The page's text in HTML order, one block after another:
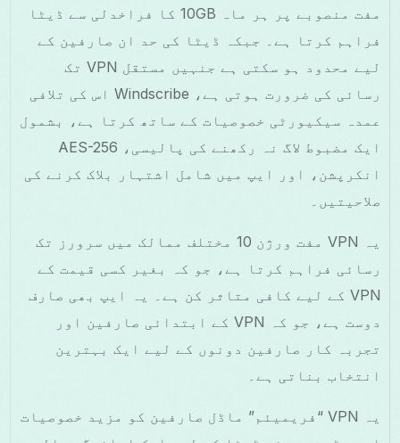
مفت منصوبے پر ہر ماہ 10GB کا فراخدلی سے ڈیٹا
فراہم کرتا ہے۔ جبکہ ڈیٹا کی حد ان صارفین کے
لیے محدود ہو سکتی ہے جنہیں مستقل VPN تک
رسائی کی ضرورت ہوتی ہے، Windscribe اس کی تلافی
عمدہ سیکیورٹی خصوصیات کے ساتھ کرتا ہے، بشمول
ایک مضبوط لاگ نہ رکھنے کی پالیسی، AES-256
انکرپشن، اور ایپ میں شامل اشتہار بلاک کرنے کی
صلاحیتیں۔
یہ VPN مفت ورژن 10 مختلف ممالک میں سرورز تک
رسائی فراہم کرتا ہے، جو کہ بغیر کسی قیمت کے
VPN کے لیے کافی متاثر کن ہے۔ یہ ایپ بھی صارف
دوست ہے، جو کہ VPN کے ابتدائی صارفین اور
تجربہ کار صارفین دونوں کے لیے ایک بہترین
انتخاب بناتی ہے۔
یہ VPN “فریمیئم” ماڈل صارفین کو مزید خصوصیات